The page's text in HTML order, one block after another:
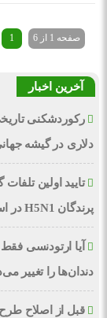
صفحه 1 از 6 1
آخرین اخبار
دلاری در گیشه
تایید اولین
پرندگان H5N1 در استرالیا
آیا ارتودنسی
دندان‌ها را تغییر